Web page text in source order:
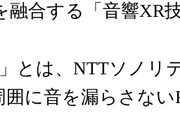
融合する「音響XR
とは、NTTソノリ
に音を漏らさない